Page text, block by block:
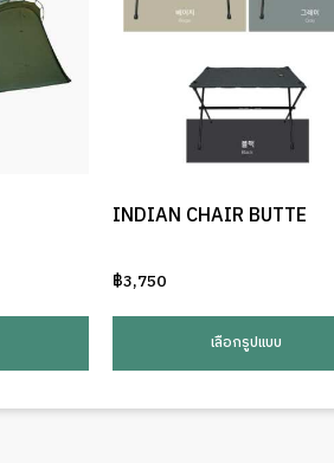
INDIAN CHAIR BUTTE
฿3,750
เลือกรูปแบบ